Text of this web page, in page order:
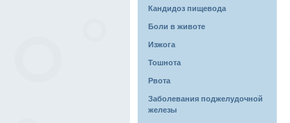
Кандидоз пищевода
Боли в животе
Изжога
Тошнота
Рвота
Заболевания поджелудочной
железы